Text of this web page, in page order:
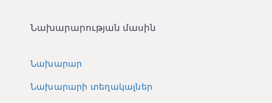
Նախարարության մասին
Նախարար
Նախարարի տեղակալներ